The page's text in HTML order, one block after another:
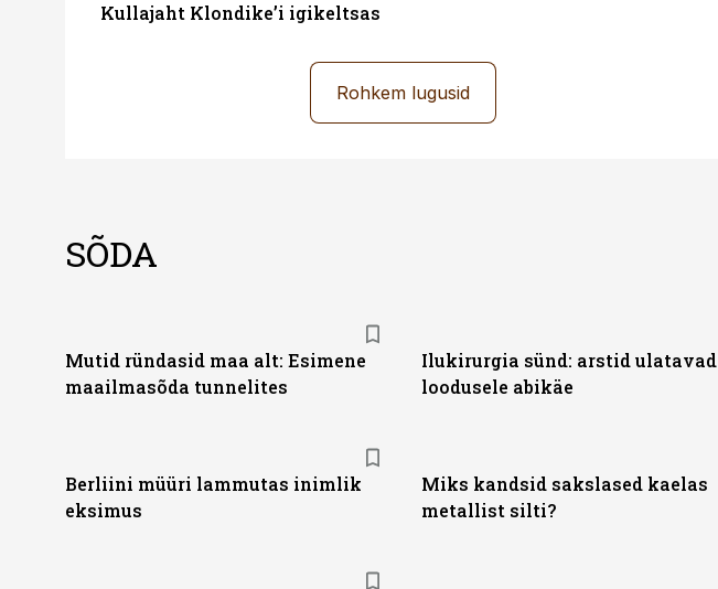
Kullajaht Klondike’i igikeltsas
Rohkem lugusid
SÕDA
Mutid ründasid maa alt: Esimene
maailmasõda tunnelites
Ilukirurgia sünd: arstid ulatavad
loodusele abikäe
Berliini müüri lammutas inimlik
eksimus
Miks kandsid sakslased kaelas
metallist silti?